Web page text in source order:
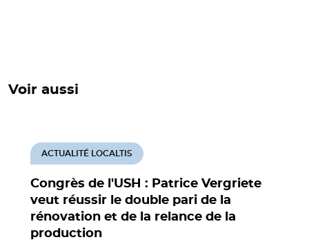
Voir aussi
Congrès de l'USH : Patrice Vergriete
veut réussir le double pari de la
rénovation et de la relance de la
production
ACTUALITÉ LOCALTIS